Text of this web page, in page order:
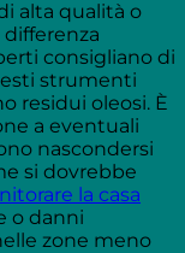
alta qualità o
consigliano di
strumenti
residui oleosi. È
a eventuali
nascondersi
si dovrebbe
la casa
o danni
zone meno